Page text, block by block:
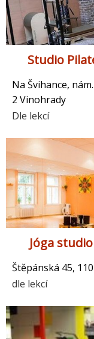
Studio
Na Švihance,
2 Vinohrady
Dle lekcí
Jóga
Štěpánská 45,
dle lekcí